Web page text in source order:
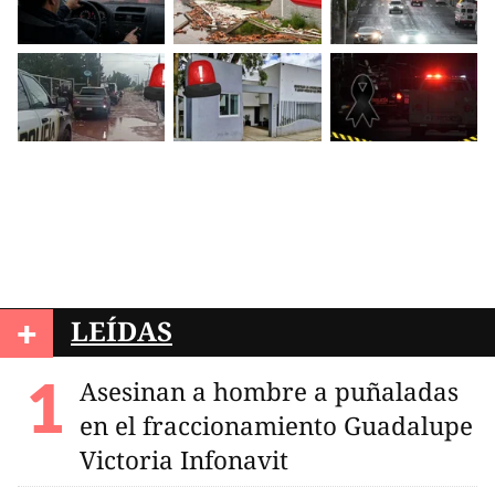
+ LEÍDAS
Asesinan a hombre a puñaladas
en el fraccionamiento Guadalupe
Victoria Infonavit